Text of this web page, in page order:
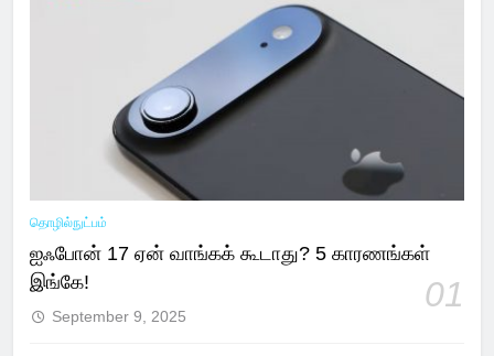
தொழில்நுட்பம்
ஐஃபோன் 17 ஏன் வாங்கக் கூடாது? 5 காரணங்கள்
இங்கே!
01
September 9, 2025